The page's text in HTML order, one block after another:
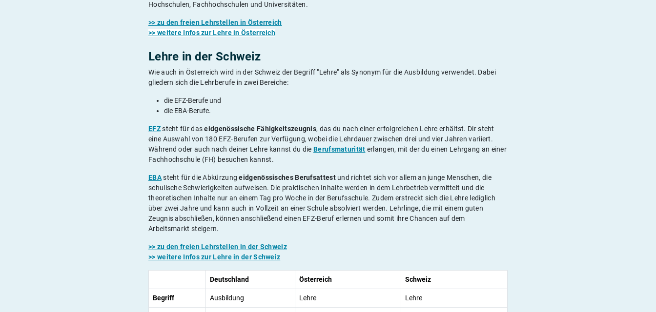
Hochschulen, Fachhochschulen und Universitäten.
>> zu den freien Lehrstellen in Österreich
>> weitere Infos zur Lehre in Österreich
Lehre in der Schweiz
Wie auch in Österreich wird in der Schweiz der Begriff "Lehre" als Synonym für die Ausbildung verwendet. Dabei
gliedern sich die Lehrberufe in zwei Bereiche:
die EFZ-Berufe und
die EBA-Berufe.
EFZsteht für daseidgenössische Fähigkeitszeugnis, das du nach einer erfolgreichen Lehre erhältst. Dir steht
eine Auswahl von 180 EFZ-Berufen zur Verfügung, wobei die Lehrdauer zwischen drei und vier Jahren variiert.
Während oder auch nach deiner Lehre kannst du die Berufsmaturität erlangen, mit der du einen Lehrgang an einer
Fachhochschule (FH) besuchen kannst.
EBAsteht für die Abkürzungeidgenössisches Berufsattestund richtet sich vor allem an junge Menschen, die
schulische Schwierigkeiten aufweisen. Die praktischen Inhalte werden in dem Lehrbetrieb vermittelt und die
theoretischen Inhalte nur an einem Tag pro Woche in der Berufsschule. Zudem erstreckt sich die Lehre lediglich
über zwei Jahre und kann auch in Vollzeit an einer Schule absolviert werden. Lehrlinge, die mit einem guten
Zeugnis abschließen, können anschließend einen EFZ-Beruf erlernen und somit ihre Chancen auf dem
Arbeitsmarkt steigern.
>> zu den freien Lehrstellen in der Schweiz
>> weitere Infos zur Lehre in der Schweiz
Deutschland Österreich Schweiz
Begriff Ausbildung Lehre Lehre